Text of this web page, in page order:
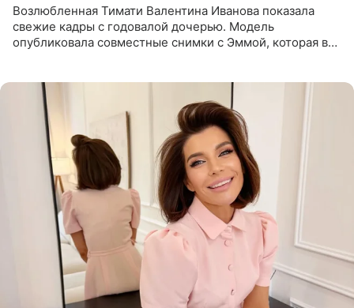
Возлюбленная Тимати Валентина Иванова показала
свежие кадры с годовалой дочерью. Модель
опубликовала совместные снимки с Эммой, которая в